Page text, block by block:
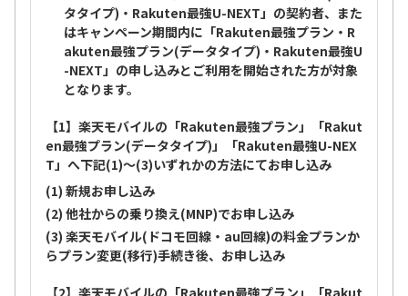
タタイプ)・Rakuten最強U-NEXT」の契約者、また
はキャンペーン期間内に「Rakuten最強プラン・R
akuten最強プラン(データタイプ)・Rakuten最強U
-NEXT」の申し込みとご利用を開始された方が対象
となります。
【1】楽天モバイルの「Rakuten最強プラン」「Rakut
en最強プラン(データタイプ)」「Rakuten最強U-NEX
T」へ下記(1)～(3)いずれかの方法にてお申し込み
(1) 新規お申し込み
(2) 他社からの乗り換え(MNP)でお申し込み
(3) 楽天モバイル(ドコモ回線・au回線)の料金プランか
らプラン変更(移行)手続き後、お申し込み